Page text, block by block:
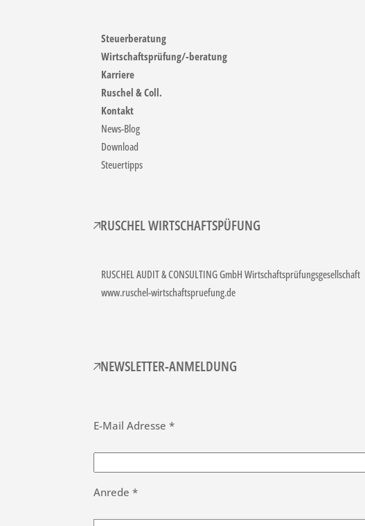
Steuerberatung
Wirtschaftsprüfung/-beratung
Karriere
Ruschel & Coll.
Kontakt
News-Blog
Download
Steuertipps
RUSCHEL WIRTSCHAFTSPÜFUNG
RUSCHEL AUDIT & CONSULTING GmbH Wirtschaftsprüfungsgesellschaft
www.ruschel-wirtschaftspruefung.de
NEWSLETTER-ANMELDUNG
E-Mail Adresse *
Anrede *